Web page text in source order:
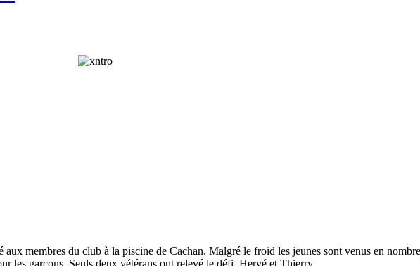
aux membres du club à la piscine de Cachan. Malgré le froid les jeunes sont venus en